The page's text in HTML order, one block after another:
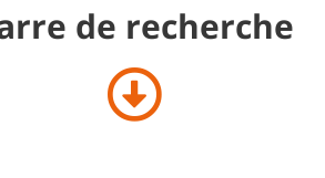
de recherche